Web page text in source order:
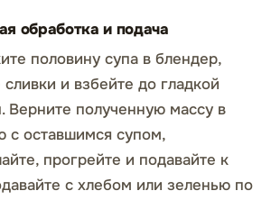
обработка и подача
половину супа в блендер,
сливки и взбейте до гладкой
Верните полученную массу в
с оставшимся супом,
прогрейте и подавайте к
с хлебом или зеленью по